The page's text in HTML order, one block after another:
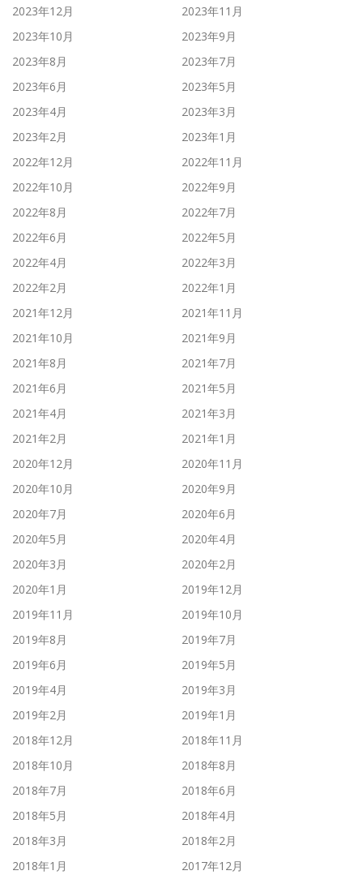
2023年12月
2023年11月
2023年10月
2023年9月
2023年8月
2023年7月
2023年6月
2023年5月
2023年4月
2023年3月
2023年2月
2023年1月
2022年12月
2022年11月
2022年10月
2022年9月
2022年8月
2022年7月
2022年6月
2022年5月
2022年4月
2022年3月
2022年2月
2022年1月
2021年12月
2021年11月
2021年10月
2021年9月
2021年8月
2021年7月
2021年6月
2021年5月
2021年4月
2021年3月
2021年2月
2021年1月
2020年12月
2020年11月
2020年10月
2020年9月
2020年7月
2020年6月
2020年5月
2020年4月
2020年3月
2020年2月
2020年1月
2019年12月
2019年11月
2019年10月
2019年8月
2019年7月
2019年6月
2019年5月
2019年4月
2019年3月
2019年2月
2019年1月
2018年12月
2018年11月
2018年10月
2018年8月
2018年7月
2018年6月
2018年5月
2018年4月
2018年3月
2018年2月
2018年1月
2017年12月